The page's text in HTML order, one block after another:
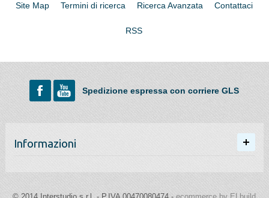
Site Map Termini di ricerca Ricerca Avanzata Contattaci
RSS
Spedizione espressa con corriere GLS
Informazioni